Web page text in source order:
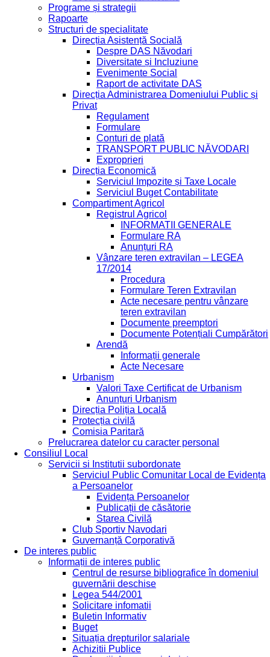
Programe și strategii
Rapoarte
Structuri de specialitate
Direcția Asistență Socială
Despre DAS Năvodari
Diversitate și Incluziune
Evenimente Social
Raport de activitate DAS
Direcția Administrarea Domeniului Public și
Privat
Regulament
Formulare
Conturi de plată
TRANSPORT PUBLIC NĂVODARI
Exproprieri
Direcția Economică
Serviciul Impozite și Taxe Locale
Serviciul Buget Contabilitate
Compartiment Agricol
Registrul Agricol
INFORMATII GENERALE
Formulare RA
Anunțuri RA
Vânzare teren extravilan – LEGEA
17/2014
Procedura
Formulare Teren Extravilan
Acte necesare pentru vânzare
teren extravilan
Documente preemptori
Documente Potențiali Cumpărători
Arendă
Informații generale
Acte Necesare
Urbanism
Valori Taxe Certificat de Urbanism
Anunțuri Urbanism
Direcția Poliția Locală
Protecția civilă
Comisia Paritară
Prelucrarea datelor cu caracter personal
Consiliul Local
Servicii si Institutii subordonate
Serviciul Public Comunitar Local de Evidența
a Persoanelor
Evidența Persoanelor
Publicații de căsătorie
Starea Civilă
Club Sportiv Navodari
Guvernanță Corporativă
De interes public
Informații de interes public
Centrul de resurse bibliografice în domeniul
guvernării deschise
Legea 544/2001
Solicitare infomatii
Buletin Informativ
Buget
Situația drepturilor salariale
Achizitii Publice